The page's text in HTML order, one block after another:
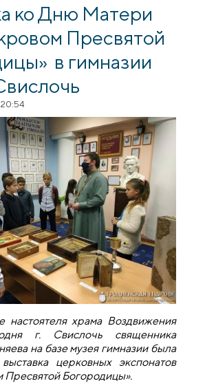
ко Дню Матери
Пресвятой
в гимназии
20:54
настоятеля храма Воздвижения
г. Свислочь священника
на базе музея гимназии была
церковных экспонатов
Пресвятой Богородицы».